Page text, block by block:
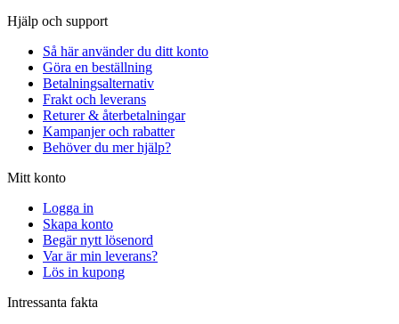
Hjälp och support
Så här använder du ditt konto
Göra en beställning
Betalningsalternativ
Frakt och leverans
Returer & återbetalningar
Kampanjer och rabatter
Behöver du mer hjälp?
Mitt konto
Logga in
Skapa konto
Begär nytt lösenord
Var är min leverans?
Lös in kupong
Intressanta fakta